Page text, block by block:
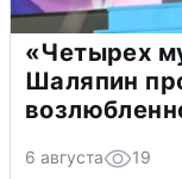
«Четырех
Шаляпин
6 августа 19